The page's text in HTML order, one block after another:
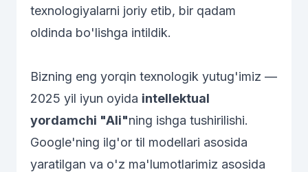
texnologiyalarni joriy etib, bir qadam
oldinda bo'lishga intildik.
Bizning eng yorqin texnologik yutug'imiz —
2025 yil iyun oyida intellektual
yordamchi "Ali"ning ishga tushirilishi.
Google'ning ilg'or til modellari asosida
yaratilgan va o'z ma'lumotlarimiz asosida